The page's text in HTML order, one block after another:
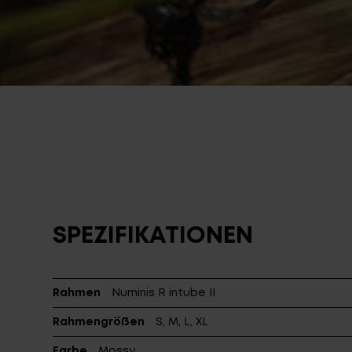
SPEZIFIKATIONEN
Rahmen Numinis R intube II
Rahmengrößen S, M, L, XL